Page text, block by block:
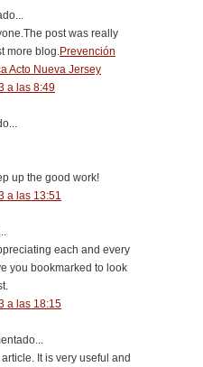
post was really
more blog. Prevención
Acto Nueva Jersey
a las 8:49
up the good work!
a las 13:51
each and every
you bookmarked to look
a las 18:15
It is very useful and